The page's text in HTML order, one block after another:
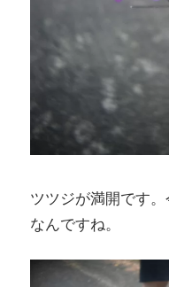
ツツジが満開です
なんですね。